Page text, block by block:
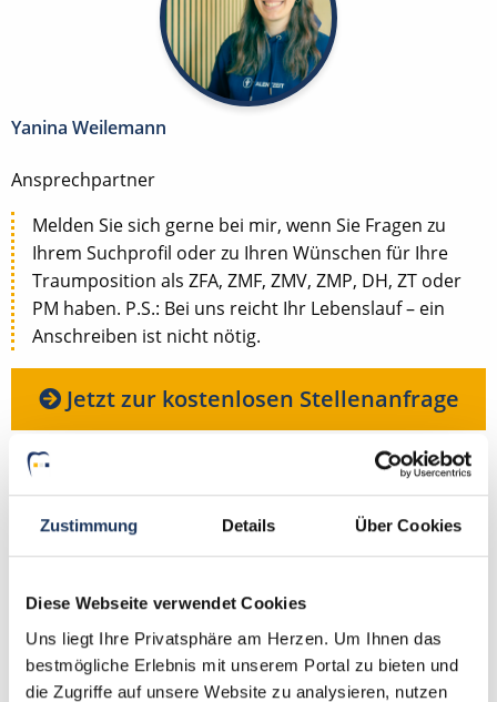
Zustimmung Details Über Cookies
Diese Webseite verwendet Cookies
Uns liegt Ihre Privatsphäre am Herzen. Um Ihnen das
bestmögliche Erlebnis mit unserem Portal zu bieten und
die Zugriffe auf unsere Website zu analysieren, nutzen
Yanina Weilemann
Ansprechpartner
Melden Sie sich gerne bei mir, wenn Sie Fragen zu
Ihrem Suchprofil oder zu Ihren Wünschen für Ihre
Traumposition als ZFA, ZMF, ZMV, ZMP, DH, ZT oder
PM haben. P.S.: Bei uns reicht Ihr Lebenslauf – ein
Anschreiben ist nicht nötig.
Jetzt zur kostenlosen Stellenanfrage
Kontakt
Fax: +49 (0) 521 / 911 730 41